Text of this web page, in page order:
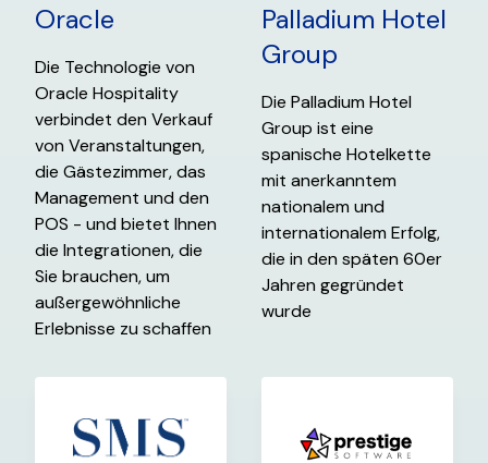
Oracle
Die Technologie von
Oracle Hospitality
verbindet den Verkauf
von Veranstaltungen,
die Gästezimmer, das
Management und den
POS - und bietet Ihnen
die Integrationen, die
Sie brauchen, um
außergewöhnliche
Erlebnisse zu schaffen
Palladium Hotel
Group
Die Palladium Hotel
Group ist eine
spanische Hotelkette
mit anerkanntem
nationalem und
internationalem Erfolg,
die in den späten 60er
Jahren gegründet
wurde